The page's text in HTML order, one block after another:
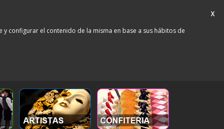
X
configurar el contenido de la misma en base a sus hábitos de